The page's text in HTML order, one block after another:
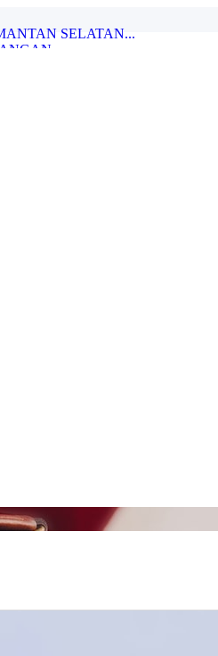
DI OLIMPIADE OLAHR...
TAHUN 2025...
DUNIA...